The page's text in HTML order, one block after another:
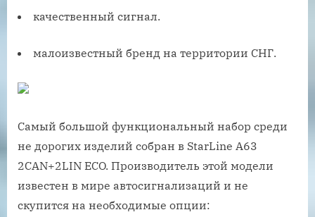
качественный сигнал.
малоизвестный бренд на территории СНГ.
Самый большой функциональный набор среди
не дорогих изделий собран в StarLine A63
2CAN+2LIN ECO. Производитель этой модели
известен в мире автосигнализаций и не
скупится на необходимые опции: